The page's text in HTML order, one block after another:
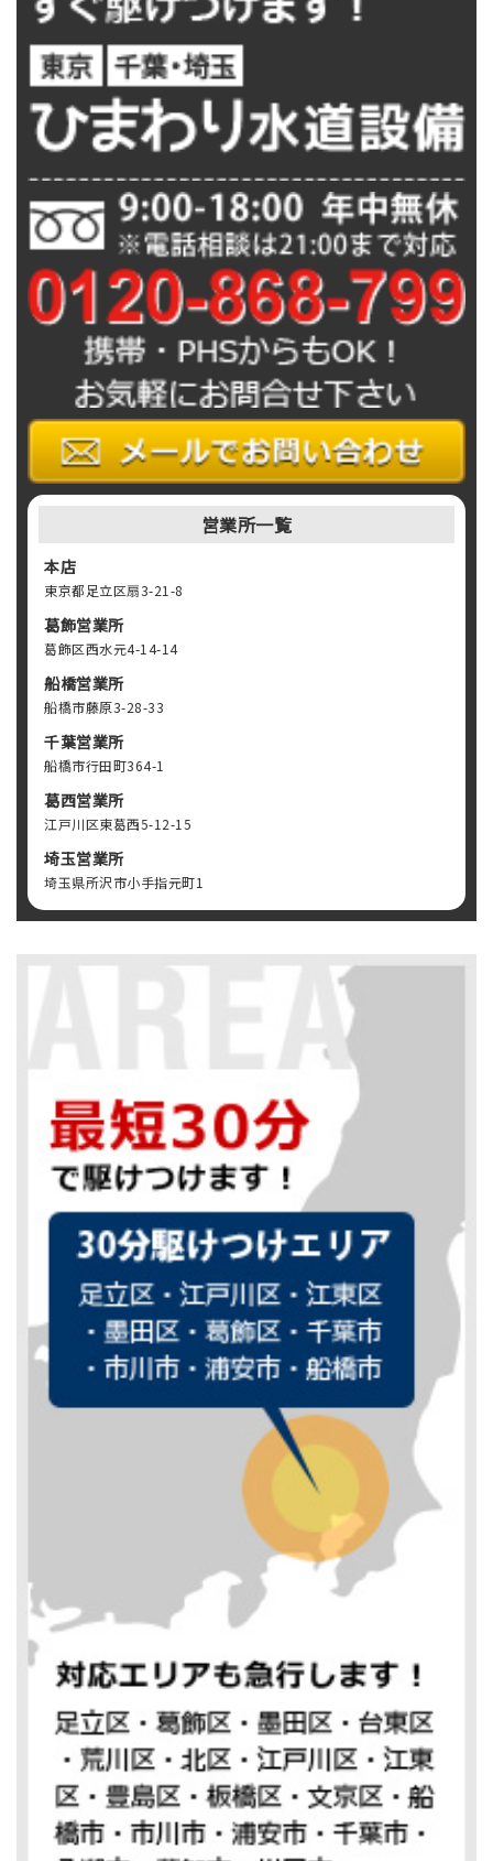
営業所一覧
本店
東京都足立区扇3-21-8
葛飾営業所
葛飾区西水元4-14-14
船橋営業所
船橋市藤原3-28-33
千葉営業所
船橋市行田町364-1
葛西営業所
江戸川区東葛西5-12-15
埼玉営業所
埼玉県所沢市小手指元町1